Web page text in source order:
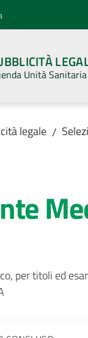
Unità
legale /
per titoli ed